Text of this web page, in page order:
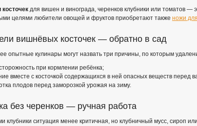
для вишен и винограда, черенков клубники или томатов
целями любители овощей и фруктов приобретают также ножи
вишнёвых косточек — обратно в сад
опытные кулинары могут назвать три причины, по которым
при кормлении ребёнка;
вместе с косточкой содержащихся в ней опасных веществ перед
плодов перед заморозкой урожая на зиму.
без черенков — ручная работа
клубники ситуация менее критичная, но клубничный мусс, сироп